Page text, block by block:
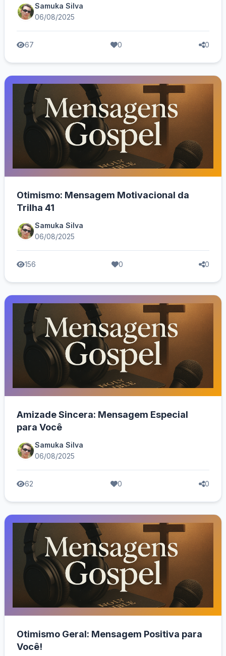
Samuka Silva
06/08/2025
67 0 0
Otimismo: Mensagem Motivacional da
Trilha 41
Samuka Silva
06/08/2025
156 0 0
Amizade Sincera: Mensagem Especial
para Você
Samuka Silva
06/08/2025
62 0 0
Otimismo Geral: Mensagem Positiva para
Você!